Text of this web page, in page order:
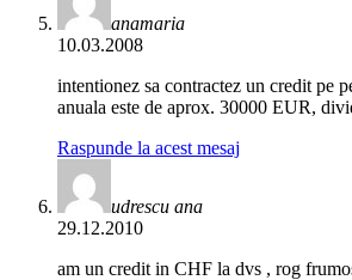
anamaria
10.03.2008
intentionez sa contractez un credit pe
anuala este de aprox. 30000 EUR,
Raspunde la acest mesaj
udrescu ana
29.12.2010
am un credit in CHF la dvs , rog